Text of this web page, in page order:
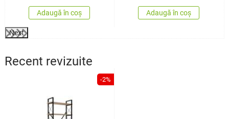
Adaugă în coș Adaugă în coș
Next
Recent revizuite
-2%